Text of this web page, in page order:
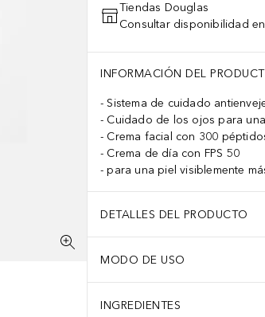
Tiendas Douglas
Consultar disponibilidad
INFORMACIÓN DEL
Sistema de cuidado
Cuidado de los ojos para
Crema facial con 300
Crema de día con FPS 50
para una piel visiblemente
DETALLES DEL PRODUCTO
MODO DE USO
INGREDIENTES